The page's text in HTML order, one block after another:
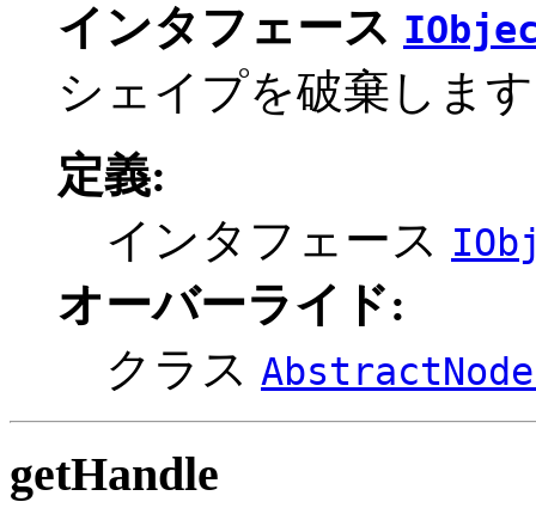
インタフェース
シェイプを破棄しま
定義:
インタフェース
オーバーライド:
クラス
getHandle